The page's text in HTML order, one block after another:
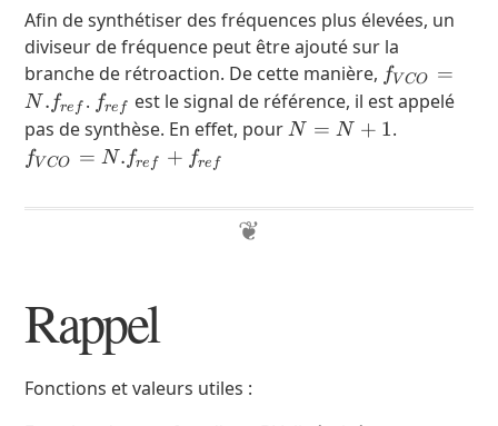
Afin de synthétiser des fréquences plus élevées, un
diviseur de fréquence peut être ajouté sur la
branche de rétroaction. De cette manière, fV CO =
N . fre f . f_{ref}
fre f
est le signal de référence, il est appelé
pas de synthèse. En effet, pourN =
N = N + 1.
fV CO = N. fre f + fre f
Rappel
Fonctions et valeurs utiles :